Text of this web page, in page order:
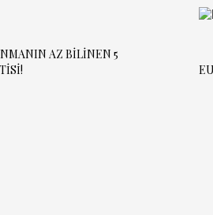
AZ BILINEN 5